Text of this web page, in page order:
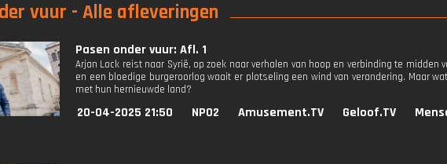
vuur - Alle afleveringen
Pasen onder vuur: Afl. 1
Arjan Lock reist naar Syrië, op zoek naar verhalen van hoop en verbinding te
en een bloedige burgeroorlog waait er plotseling een wind van verandering. Maar
met hun hernieuwde land?
20-04-2025 21:50 NPO2 Amusement.TV Geloof.TV